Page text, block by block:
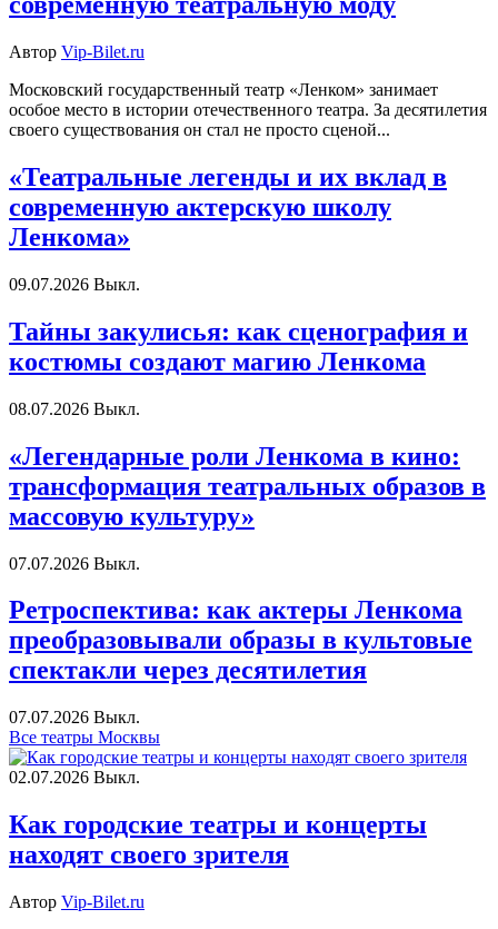
Автор Vip-Bilet.ru
Московский государственный театр «Ленком» занимает
особое место в истории отечественного театра. За десятилетия
своего существования он стал не просто сценой...
«Театральные легенды и их вклад в
современную актерскую школу
Ленкома»
09.07.2026 Выкл.
Тайны закулисья: как сценография и
костюмы создают магию Ленкома
08.07.2026 Выкл.
«Легендарные роли Ленкома в кино:
трансформация театральных образов в
массовую культуру»
07.07.2026 Выкл.
Ретроспектива: как актеры Ленкома
преобразовывали образы в культовые
спектакли через десятилетия
07.07.2026 Выкл.
Все театры Москвы
02.07.2026 Выкл.
Как городские театры и концерты
находят своего зрителя
Автор Vip-Bilet.ru